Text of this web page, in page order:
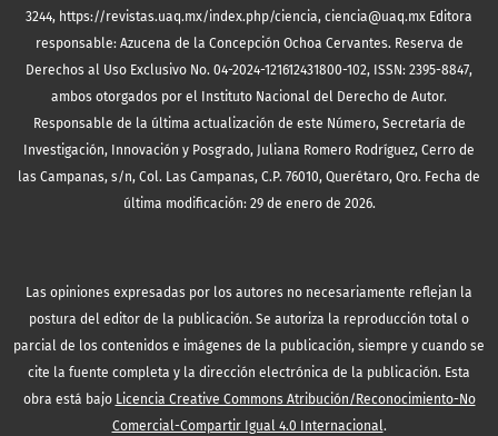
3244, https://revistas.uaq.mx/index.php/ciencia, ciencia@uaq.mx Editora
responsable: Azucena de la Concepción Ochoa Cervantes. Reserva de
Derechos al Uso Exclusivo No. 04-2024-121612431800-102, ISSN: 2395-8847,
ambos otorgados por el Instituto Nacional del Derecho de Autor.
Responsable de la última actualización de este Número, Secretaría de
Investigación, Innovación y Posgrado, Juliana Romero Rodríguez, Cerro de
las Campanas, s/n, Col. Las Campanas, C.P. 76010, Querétaro, Qro. Fecha de
última modificación: 29 de enero de 2026.
Las opiniones expresadas por los autores no necesariamente reflejan la
postura del editor de la publicación. Se autoriza la reproducción total o
parcial de los contenidos e imágenes de la publicación, siempre y cuando se
cite la fuente completa y la dirección electrónica de la publicación. Esta
obra está bajo Licencia Creative Commons Atribución/Reconocimiento-No
Comercial-Compartir Igual 4.0 Internacional.